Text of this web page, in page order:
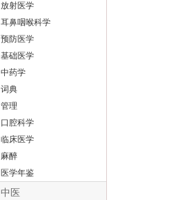
放射医学
耳鼻咽喉科学
预防医学
基础医学
中药学
词典
管理
口腔科学
临床医学
麻醉
医学年鉴
中医